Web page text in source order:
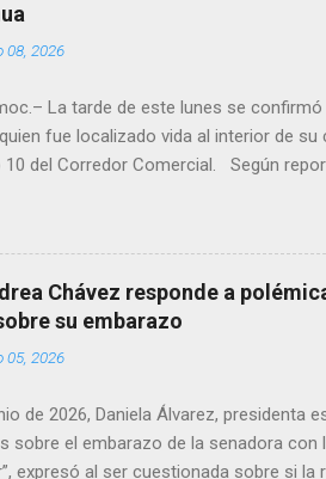
08, 2026
La tarde de este lunes se
fue localizado vida al interior de
del Corredor Comercial. Según
ya sin signos vitales. Erasmo
el periodo 2023–2024, era un médico
Chávez responde a
su embarazo
05, 2026
de 2026, Daniela Álvarez, presidenta
sobre el embarazo de la senadora con
expresó al ser cuestionada sobre si